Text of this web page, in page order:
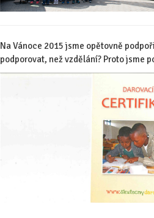
Na Vánoce 2015 jsme opětovně
podporovat, než vzdělání? Proto jsme